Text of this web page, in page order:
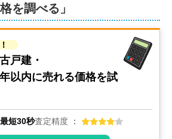
を調べる」
戸建・
以内に売れる価格を試
最短30秒査定精度